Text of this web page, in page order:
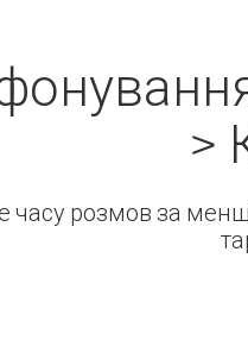
>
часу розмов за